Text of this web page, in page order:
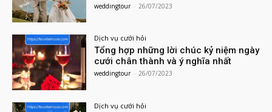
weddingtour - 26/07/2023
Dịch vụ cưới hỏi
Tổng hợp những lời chúc kỷ niệm ngày
cưới chân thành và ý nghĩa nhất
weddingtour - 26/07/2023
Dịch vụ cưới hỏi